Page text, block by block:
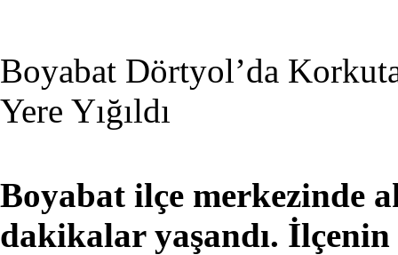
Boyabat Dörtyol’da
Yere Yığıldı
Boyabat ilçe merkezinde
dakikalar yaşandı.